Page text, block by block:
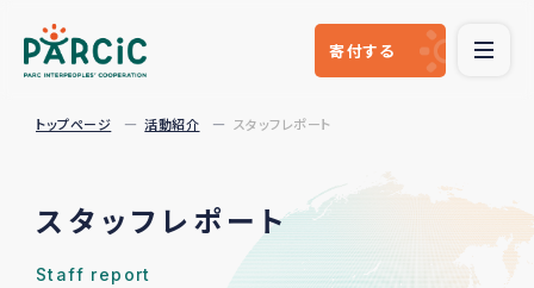
寄付する
トップページ 活動紹介 スタッフレポート
スタッフレポート
Staff report